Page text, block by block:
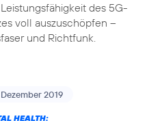
des 5G-
voll auszuschöpfen –
und Richtfunk.
Dezember 2019
HEALTH: